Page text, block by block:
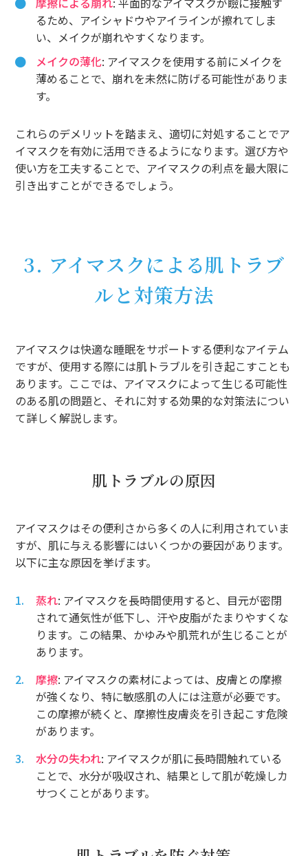
るため、アイシャドウやアイラインが擦れてしま
い、メイクが崩れやすくなります。
メイクの薄化: アイマスクを使用する前にメイクを
薄めることで、崩れを未然に防げる可能性がありま
す。
これらのデメリットを踏まえ、適切に対処することでア
イマスクを有効に活用できるようになります。選び方や
使い方を工夫することで、アイマスクの利点を最大限に
引き出すことができるでしょう。
3. アイマスクによる肌トラブ
ルと対策方法
アイマスクは快適な睡眠をサポートする便利なアイテム
ですが、使用する際には肌トラブルを引き起こすことも
あります。ここでは、アイマスクによって生じる可能性
のある肌の問題と、それに対する効果的な対策法につい
て詳しく解説します。
肌トラブルの原因
アイマスクはその便利さから多くの人に利用されていま
すが、肌に与える影響にはいくつかの要因があります。
以下に主な原因を挙げます。
蒸れ: アイマスクを長時間使用すると、目元が密閉
されて通気性が低下し、汗や皮脂がたまりやすくな
ります。この結果、かゆみや肌荒れが生じることが
あります。
摩擦: アイマスクの素材によっては、皮膚との摩擦
が強くなり、特に敏感肌の人には注意が必要です。
この摩擦が続くと、摩擦性皮膚炎を引き起こす危険
があります。
水分の失われ: アイマスクが肌に長時間触れている
ことで、水分が吸収され、結果として肌が乾燥しカ
サつくことがあります。